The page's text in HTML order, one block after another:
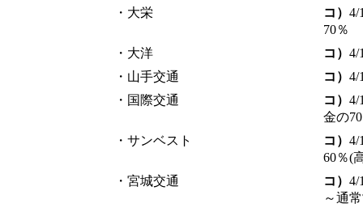
・大栄
コ） 4/
70％
・大洋
コ） 4/
・山手交通
コ） 4/
・国際交通
コ） 4/
金の
・サンベスト
コ） 4/
60％(
・宮城交通
コ） 4/
～通